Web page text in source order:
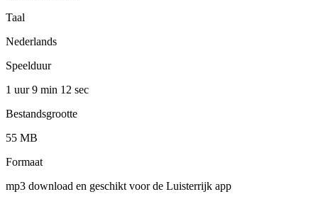
Taal
Nederlands
Speelduur
1 uur 9 min 12 sec
Bestandsgrootte
55 MB
Formaat
mp3 download en geschikt voor de Luisterrijk app